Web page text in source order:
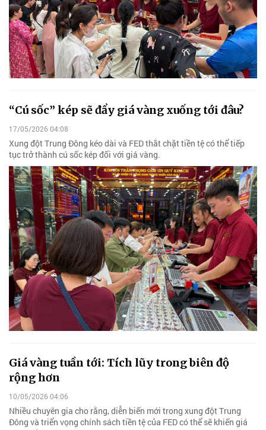
“Cú sốc” kép sẽ đẩy giá vàng xuống tới đâu?
17/05/2026 04:08
Xung đột Trung Đông kéo dài và FED thắt chặt tiền tệ có thể tiếp
tục trở thành cú sốc kép đối với giá vàng.
Giá vàng tuần tới: Tích lũy trong biên độ
rộng hơn
10/05/2026 04:06
Nhiều chuyên gia cho rằng, diễn biến mới trong xung đột Trung
Đông và triển vọng chính sách tiền tệ của FED có thể sẽ khiến giá